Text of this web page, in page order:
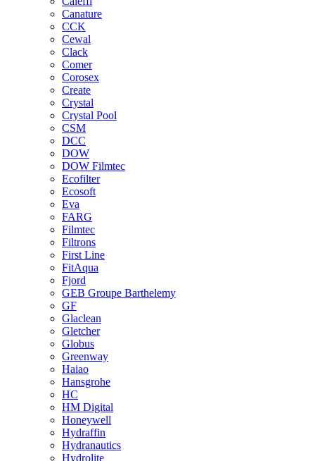
Canature
CCK
Cewal
Clack
Comer
Corosex
Create
Crystal
Crystal Pool
CSM
DCC
DOW
DOW Filmtec
Ecofilter
Ecosoft
Eva
FARG
Filmtec
Filtrons
First Line
FitAqua
Fjord
GEB Groupe Barthelemy
GF
Glaclean
Gletcher
Globus
Greenway
Haiao
Hansgrohe
HC
HM Digital
Honeywell
Hydraffin
Hydranautics
Hydrolite